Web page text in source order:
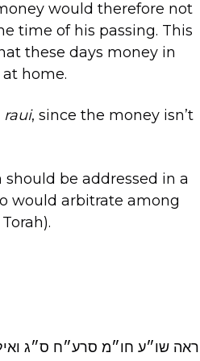
would therefore not
time of his passing. This
these days money in
home.
raui, since the money isn’t
be addressed in a
would arbitrate among
ראה שו״ע חו״מ סרע״ח ס״ג